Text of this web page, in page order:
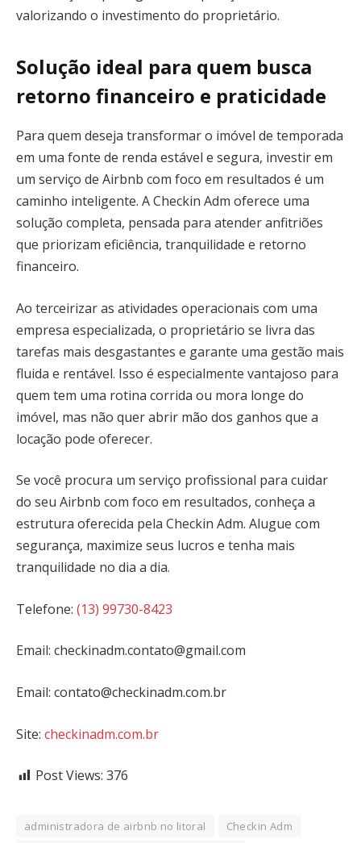
valorizando o investimento do proprietário.
Solução ideal para quem busca
retorno financeiro e praticidade
Para quem deseja transformar o imóvel de temporada
em uma fonte de renda estável e segura, investir em
um serviço de Airbnb com foco em resultados é um
caminho inteligente. A Checkin Adm oferece uma
solução completa, pensada para atender anfitriões
que priorizam eficiência, tranquilidade e retorno
financeiro.
Ao terceirizar as atividades operacionais com uma
empresa especializada, o proprietário se livra das
tarefas mais desgastantes e garante uma gestão mais
fluida e rentável. Isso é especialmente vantajoso para
quem tem uma rotina corrida ou mora longe do
imóvel, mas não quer abrir mão dos ganhos que a
locação pode oferecer.
Se você procura um serviço profissional para cuidar
do seu Airbnb com foco em resultados, conheça a
estrutura oferecida pela Checkin Adm. Alugue com
segurança, maximize seus lucros e tenha mais
tranquilidade no dia a dia.
Telefone: (13) 99730-8423
Email: checkinadm.contato@gmail.com
Email: contato@checkinadm.com.br
Site: checkinadm.com.br
Post Views: 376
administradora de airbnb no litoral
Checkin Adm